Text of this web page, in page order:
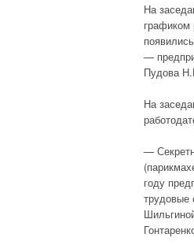
На
графиком
—
Пудова
На
—
году
трудовые